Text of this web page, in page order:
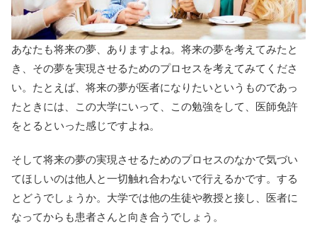
あなたも将来の夢、ありますよね。将来の夢を考えてみたと
き、その夢を実現させるためのプロセスを考えてみてくださ
い。たとえば、将来の夢が医者になりたいというものであっ
たときには、この大学にいって、この勉強をして、医師免許
をとるといった感じですよね。
そして将来の夢の実現させるためのプロセスのなかで気づい
てほしいのは他人と一切触れ合わないで行えるかです。する
とどうでしょうか。大学では他の生徒や教授と接し、医者に
なってからも患者さんと向き合うでしょう。